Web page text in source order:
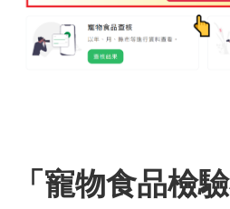
「寵物食品檢